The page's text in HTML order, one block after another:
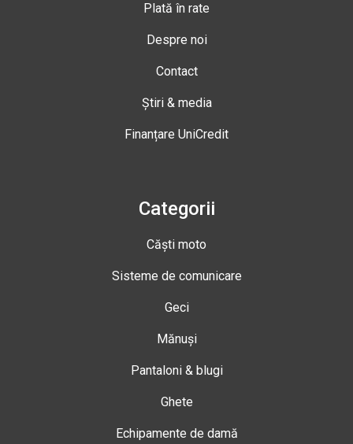
Plată în rate
Despre noi
Contact
Știri & media
Finanțare UniCredit
Categorii
Căști moto
Sisteme de comunicare
Geci
Mănuși
Pantaloni & blugi
Ghete
Echipamente de damă